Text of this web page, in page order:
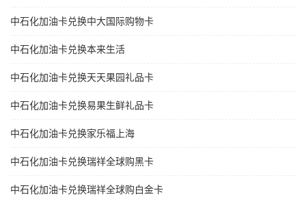
中石化加油卡兑换中大国际购物卡
中石化加油卡兑换本来生活
中石化加油卡兑换天天果园礼品卡
中石化加油卡兑换易果生鲜礼品卡
中石化加油卡兑换家乐福上海
中石化加油卡兑换瑞祥全球购黑卡
中石化加油卡兑换瑞祥全球购白金卡